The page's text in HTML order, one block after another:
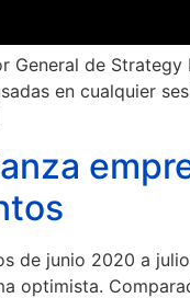
de Strategy
en cualquier
de junio 2020 a
optimista.